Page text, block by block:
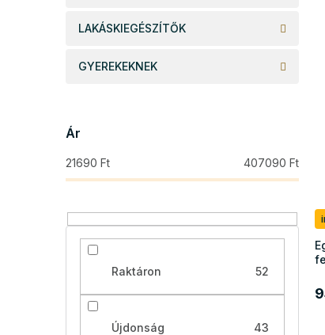
LAKÁSKIEGÉSZÍTŐK
GYEREKEKNEK
Ár
21690 Ft 407090 Ft
Raktáron 52
Újdonság 43